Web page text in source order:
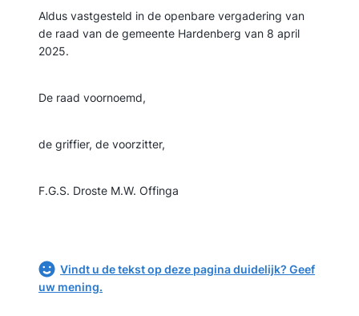
Aldus vastgesteld in de openbare vergadering van
de raad van de gemeente Hardenberg van 8 april
2025.
De raad voornoemd,
de griffier, de voorzitter,
F.G.S. Droste M.W. Offinga
Vindt u de tekst op deze pagina duidelijk? Geef
uw mening.